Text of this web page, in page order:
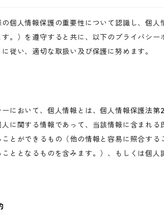
個人情報保護の重要性について認識し、個
。）を遵守すると共に、以下のプライバシー
従い、適切な取扱い及び保護に努めます。
において、個人情報とは、個人情報保護法第
に関する情報であって、当該情報に含まれる
とができるもの（他の情報と容易に照合す
ととなるものを含みます。）、もしくは個人